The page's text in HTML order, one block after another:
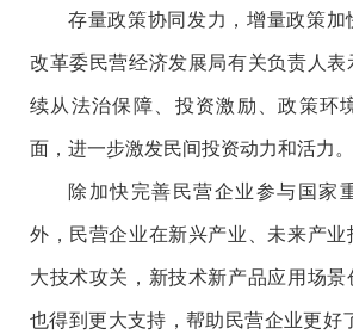
存量政策协同发力，增量政策
改革委民营经济发展局有关负责人
续从法治保障、投资激励、政策环
面，进一步激发民间投资动力和活力。
除加快完善民营企业参与国家
外，民营企业在新兴产业、未来产
大技术攻关，新技术新产品应用场
也得到更大支持，帮助民营企业更好